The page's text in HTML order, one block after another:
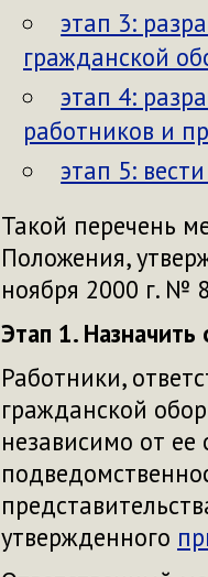
этап 3:
гражданской
этап 4:
работников и
этап 5:
Такой перечень
Положения,
ноября 2000 г. №
Этап 1.
Работники,
гражданской
независимо от
утвержденного